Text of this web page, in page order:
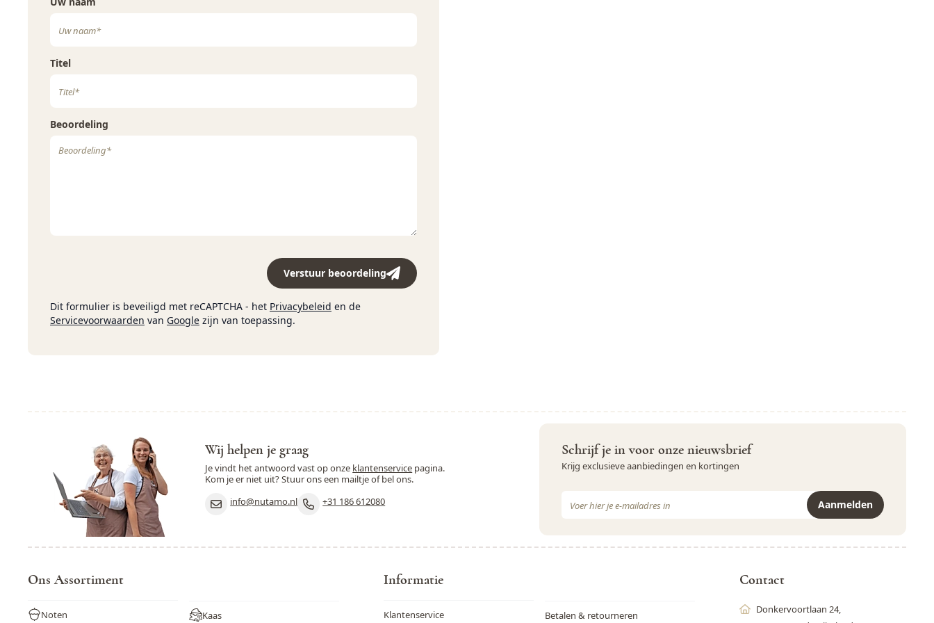
Titel
Beoordeling
Verstuur beoordeling
Dit formulier is beveiligd met reCAPTCHA - het Privacybeleid en de
Servicevoorwaarden van Google zijn van toepassing.
Wij helpen je graag
Je vindt het antwoord vast op onze klantenservice pagina.
Kom je er niet uit? Stuur ons een mailtje of bel ons.
info@nutamo.nl
+31 186 612080
Schrijf je in voor onze nieuwsbrief
Krijg exclusieve aanbiedingen en kortingen
Aanmelden
Ons Assortiment
Noten Kaas
Informatie
Klantenservice Betalen & retourneren
Contact
Donkervoortlaan 24,